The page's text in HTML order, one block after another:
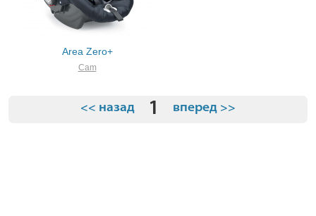
Area Zero+
Cam
<< назад 1 вперед >>